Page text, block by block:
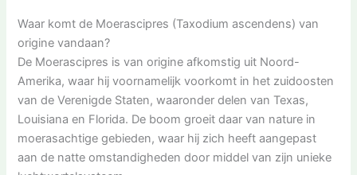
Waar komt de Moerascipres (Taxodium ascendens) van
origine vandaan?
De Moerascipres is van origine afkomstig uit Noord-
Amerika, waar hij voornamelijk voorkomt in het zuidoosten
van de Verenigde Staten, waaronder delen van Texas,
Louisiana en Florida. De boom groeit daar van nature in
moerasachtige gebieden, waar hij zich heeft aangepast
aan de natte omstandigheden door middel van zijn unieke